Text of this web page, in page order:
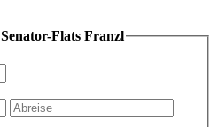
Senator-Flats Franzl